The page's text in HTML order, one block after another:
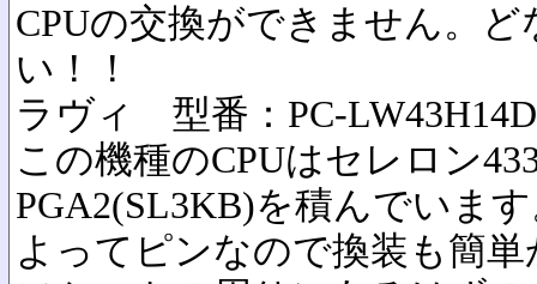
CPUの交換ができません。
い！！
ラヴィ 型番：PC-
この機種のCPUはセレロン
PGA2(SL3KB)を積んでいま
よってピンなので換装も簡